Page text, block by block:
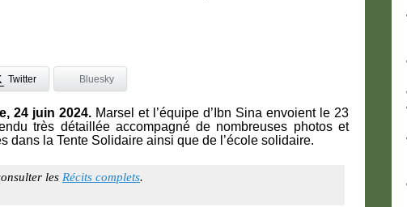
Twitter Bluesky
24 juin 2024. Marsel et l’équipe d’Ibn Sina envoient le 23
très détaillée accompagné de nombreuses photos et
dans la Tente Solidaire ainsi que de l’école solidaire.
les Récits complets.